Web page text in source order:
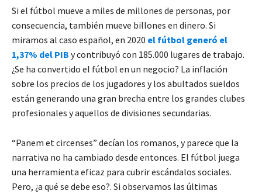
Si el fútbol mueve a miles de millones de personas, por
consecuencia, también mueve billones en dinero. Si
miramos al caso español, en 2020 el fútbol generó el
1,37% del PIB y contribuyó con 185.000 lugares de trabajo.
¿Se ha convertido el fútbol en un negocio? La inflación
sobre los precios de los jugadores y los abultados sueldos
están generando una gran brecha entre los grandes clubes
profesionales y aquellos de divisiones secundarias.
“Panem et circenses” decían los romanos, y parece que la
narrativa no ha cambiado desde entonces. El fútbol juega
una herramienta eficaz para cubrir escándalos sociales.
Pero, ¿a qué se debe eso?. Si observamos las últimas